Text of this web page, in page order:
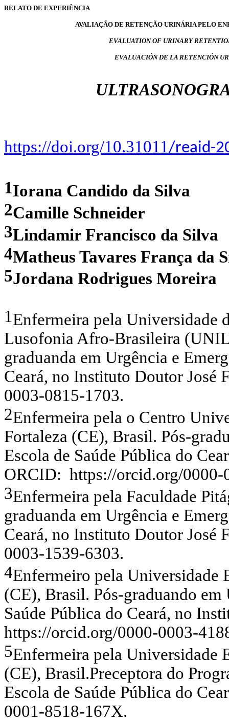
RELATO DE EXPERIÊNCIA
AVALIAÇÃO DE RETENÇÃO URINÁRIA PELO
EVALUATION OF URINARY
EVALUACIÓN DE LA RETENCIÓN
https://doi.org/10.31011/reaid-
1Iorana Candido da Silva
2Camille Schneider
3Lindamir Francisco da Silva
4Matheus Tavares França da
5Jordana Rodrigues Moreira
1Enfermeira pela Universidade
Lusofonia Afro-Brasileira
graduanda em Urgência e
Ceará, no Instituto Doutor
0003-0815-1703.
2Enfermeira pela o Centro
Fortaleza (CE), Brasil. Pós-
Escola de Saúde Pública do
ORCID: https://orcid.org/0000-
3Enfermeira pela Faculdade
graduanda em Urgência e
Ceará, no Instituto Doutor
0003-1539-6303.
4Enfermeiro pela Universidade
(CE), Brasil. Pós-graduando
Saúde Pública do Ceará, no
https://orcid.org/0000-0003-
5Enfermeira pela Universidade
(CE), Brasil.Preceptora do
Escola de Saúde Pública do
0001-8518-167X.